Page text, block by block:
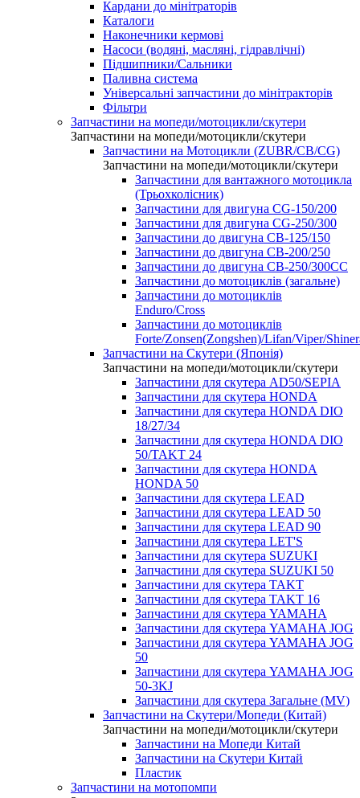
Кардани до мінітраторів
Каталоги
Наконечники кермові
Насоси (водяні, масляні, гідравлічні)
Підшипники/Сальники
Паливна система
Універсальні запчастини до мінітракторів
Фільтри
Запчастини на мопеди/мотоцикли/скутери
Запчастини на мопеди/мотоцикли/скутери
Запчастини на Мотоцикли (ZUBR/CB/CG)
Запчастини на мопеди/мотоцикли/скутери
Запчастини для вантажного мотоцикла
(Трьохколісник)
Запчастини для двигуна CG-150/200
Запчастини для двигуна CG-250/300
Запчастини до двигуна CB-125/150
Запчастини до двигуна CB-200/250
Запчастини до двигуна CB-250/300СС
Запчастини до мотоциклів (загальне)
Запчастини до мотоциклів
Enduro/Cross
Запчастини до мотоциклів
Forte/Zonsen(Zongshen)/Lifan/Viper/
Запчастини на Скутери (Японія)
Запчастини на мопеди/мотоцикли/скутери
Запчастини для скутера AD50/SEPIA
Запчастини для скутера HONDA
Запчастини для скутера HONDA DIO
18/27/34
Запчастини для скутера HONDA DIO
50/TAKT 24
Запчастини для скутера HONDA
HONDA 50
Запчастини для скутера LEAD
Запчастини для скутера LEAD 50
Запчастини для скутера LEAD 90
Запчастини для скутера LET'S
Запчастини для скутера SUZUKI
Запчастини для скутера SUZUKI 50
Запчастини для скутера TAKT
Запчастини для скутера TAKT 16
Запчастини для скутера YAMAHA
Запчастини для скутера YAMAHA JOG
Запчастини для скутера YAMAHA JOG
50
Запчастини для скутера YAMAHA JOG
50-3KJ
Запчастини для скутера Загальне (MV)
Запчастини на Скутери/Мопеди (Китай)
Запчастини на мопеди/мотоцикли/скутери
Запчастини на Мопеди Китай
Запчастини на Скутери Китай
Пластик
Запчастини на мотопомпи